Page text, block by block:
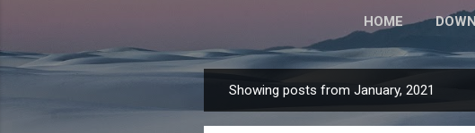
HOME
o
Showing posts from January, 2021